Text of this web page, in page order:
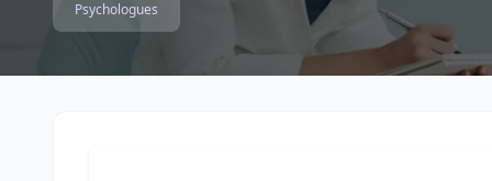
Psychologues